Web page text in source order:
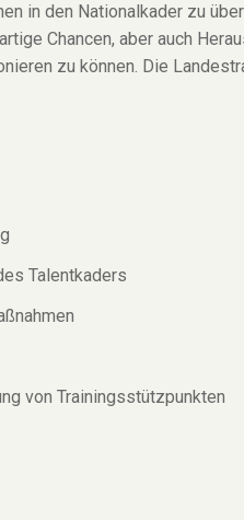
in den Nationalkader zu
Chancen, aber auch
zu können. Die
Talentkaders
von Trainingsstützpunkten